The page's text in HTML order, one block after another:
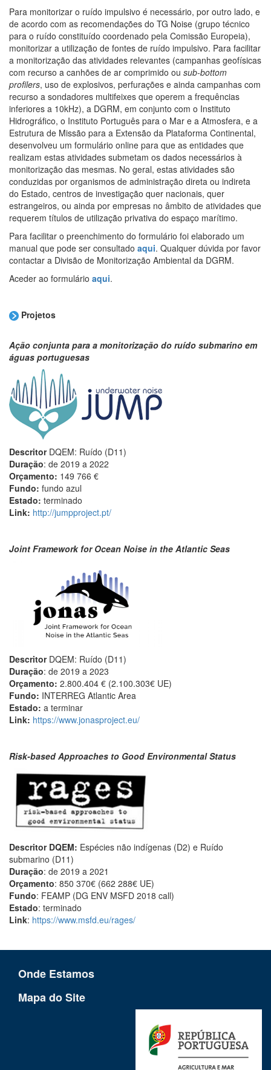
Para monitorizar o ruído impulsivo é necessário, por outro lado, e
de acordo com as recomendações do TG Noise (grupo técnico
para o ruído constituído coordenado pela Comissão Europeia),
monitorizar a utilização de fontes de ruído impulsivo. Para facilitar
a monitorização das atividades relevantes (campanhas geofísicas
com recurso a canhões de ar comprimido ou sub-bottom
profilers, uso de explosivos, perfurações e ainda campanhas com
recurso a sondadores multifeixes que operem a frequências
inferiores a 10kHz), a DGRM, em conjunto com o Instituto
Hidrográfico, o Instituto Português para o Mar e a Atmosfera, e a
Estrutura de Missão para a Extensão da Plataforma Continental,
desenvolveu um formulário online para que as entidades que
realizam estas atividades submetam os dados necessários à
monitorização das mesmas. No geral, estas atividades são
conduzidas por organismos de administração direta ou indireta
do Estado, centros de investigação quer nacionais, quer
estrangeiros, ou ainda por empresas no âmbito de atividades que
requerem títulos de utilização privativa do espaço marítimo.
Para facilitar o preenchimento do formulário foi elaborado um
manual que pode ser consultado aqui. Qualquer dúvida por favor
contactar a Divisão de Monitorização Ambiental da DGRM.
Aceder ao formulário aqui.
Projetos
Ação conjunta para a monitorização do ruído submarino em
águas portuguesas
Descritor DQEM: Ruído (D11)
Duração: de 2019 a 2022
Orçamento: 149 766 €
Fundo: fundo azul
Estado: terminado
Link: http://jumpproject.pt/
Joint Framework for Ocean Noise in the Atlantic Seas
Descritor DQEM: Ruído (D11)
Duração: de 2019 a 2023
Orçamento: 2.800.404 € (2.100.303€ UE)
Fundo: INTERREG Atlantic Area
Estado: a terminar
Link: https://www.jonasproject.eu/
Risk-based Approaches to Good Environmental Status
Descritor DQEM: Espécies não indígenas (D2) e Ruído
submarino (D11)
Duração: de 2019 a 2021
Orçamento: 850 370€ (662 288€ UE)
Fundo: FEAMP (DG ENV MSFD 2018 call)
Estado: terminado
Link: https://www.msfd.eu/rages/
Onde Estamos
Mapa do Site